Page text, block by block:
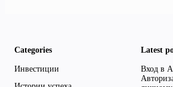
Categories
Инвестиции
Latest
Вход в